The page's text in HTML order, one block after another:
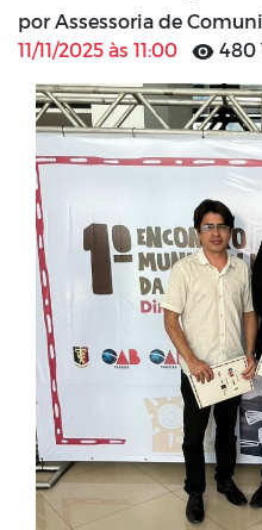
por Assessoria de
11/11/2025 às 11:00
480